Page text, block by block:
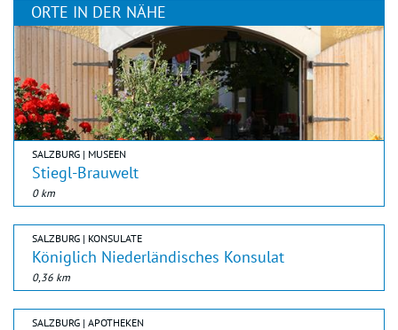
ORTE IN DER NÄHE
SALZBURG | MUSEEN
Stiegl-Brauwelt
0 km
SALZBURG | KONSULATE
Königlich Niederländisches Konsulat
0,36 km
SALZBURG | APOTHEKEN